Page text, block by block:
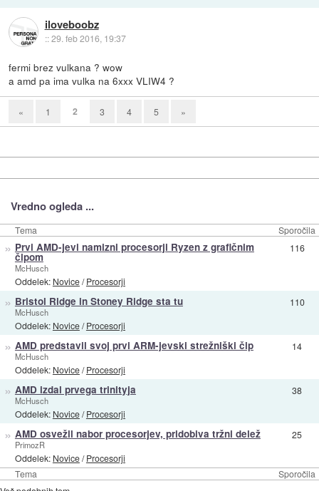
iloveboobz
::29. feb 2016, 19:37
fermi brez vulkana ? wow
a amd pa ima vulka na 6xxx VLIW4 ?
« 1 2 3 4 5 »
Vredno ogleda ...
Tema Sporočila
Tema Sporočila
» Prvi AMD-jevi namizni procesorji Ryzen z grafičnim
čipom
McHusch
Oddelek: Novice/Procesorji
116
» Bristol Ridge in Stoney Ridge sta tu
McHusch
Oddelek: Novice/Procesorji
110
» AMD predstavil svoj prvi ARM-jevski strežniški čip
McHusch
Oddelek: Novice/Procesorji
14
» AMD izdal prvega trinityja
McHusch
Oddelek: Novice/Procesorji
38
» AMD osvežil nabor procesorjev, pridobiva tržni delež
PrimozR
Oddelek: Novice/Procesorji
25